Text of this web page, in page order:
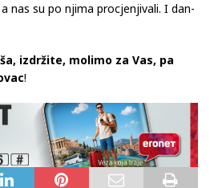
nas su po njima procjenjivali. I dan-
izdržite, molimo za Vas, pa
!